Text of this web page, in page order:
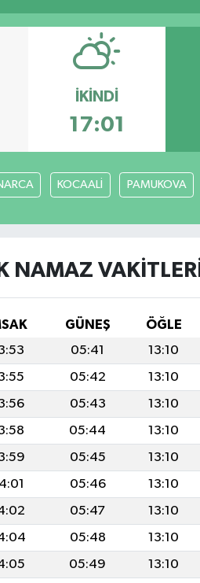
İKINDI
17:01
KOCAALİ PAMUKOVA
NAMAZ VAKITLERI
GÜNEŞ ÖĞLE
05:41 13:10
05:42 13:10
05:43 13:10
05:44 13:10
05:45 13:10
05:46 13:10
05:47 13:10
05:48 13:10
05:49 13:10